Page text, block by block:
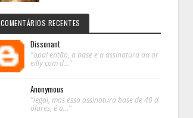
COMENTÁRIOS RECENTES
Dissonant
"opa! então, a base e a assinatura da or
eilly com d..."
Anonymous
"legal, mas essa assinatura base de 40 d
ólares, é a..."